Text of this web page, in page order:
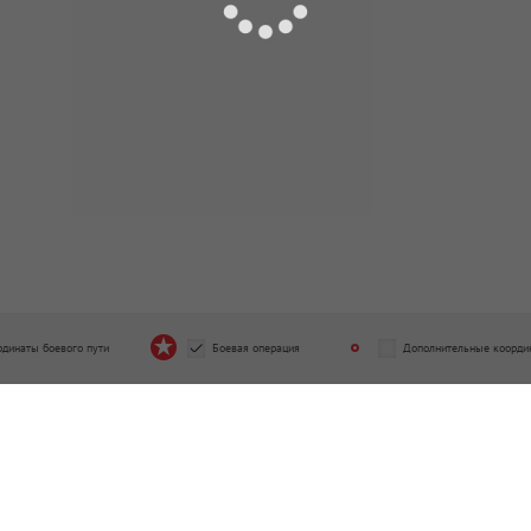
боевого пути Боевая операция Дополнительные